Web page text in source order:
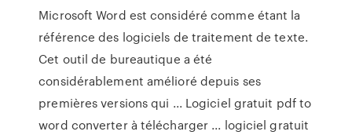
Microsoft Word est considéré comme étant la
référence des logiciels de traitement de texte.
Cet outil de bureautique a été
considérablement amélioré depuis ses
premières versions qui ... Logiciel gratuit pdf to
word converter à télécharger ... logiciel gratuit